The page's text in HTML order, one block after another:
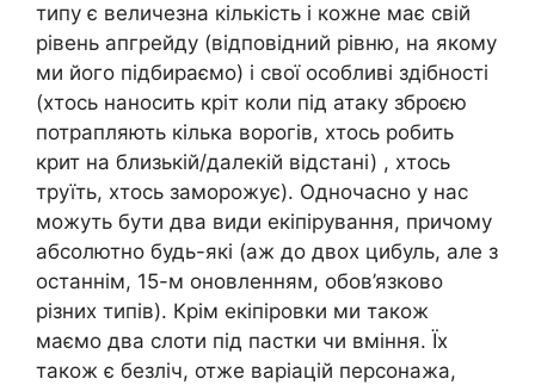
типу є величезна кількість і кожне має свій
рівень апгрейду (відповідний рівню, на якому
ми його підбираємо) і свої особливі здібності
(хтось наносить кріт коли під атаку зброєю
потрапляють кілька ворогів, хтось робить
крит на близькій/далекій відстані) , хтось
труїть, хтось заморожує). Одночасно у нас
можуть бути два види екіпірування, причому
абсолютно будь-які (аж до двох цибуль, але з
останнім, 15-м оновленням, обов’язково
різних типів). Крім екіпіровки ми також
маємо два слоти під пастки чи вміння. Їх
також є безліч, отже варіацій персонажа,